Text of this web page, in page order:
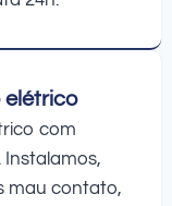
elétrico
com
mau contato,